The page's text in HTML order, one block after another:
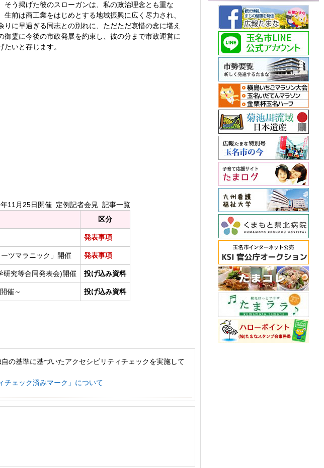
う掲げた彼のスローガンは、私の政治理念とも重な
前は商工業をはじめとする地域振興に広く尽力され、
に早過ぎる同志との別れに、ただただ哀惜の念に堪え
霊に今後の市政発展を約束し、彼の分まで市政運営に
いと存じます。
11月25日開催 定例記者会見 記事一覧
区分
発表事項
ツマラニック」開催 発表事項
研究等合同発表会)開催 投げ込み資料
催～ 投げ込み資料
の基準に基づいたアクセシビリティチェックを実施して
チェック済みマーク」について